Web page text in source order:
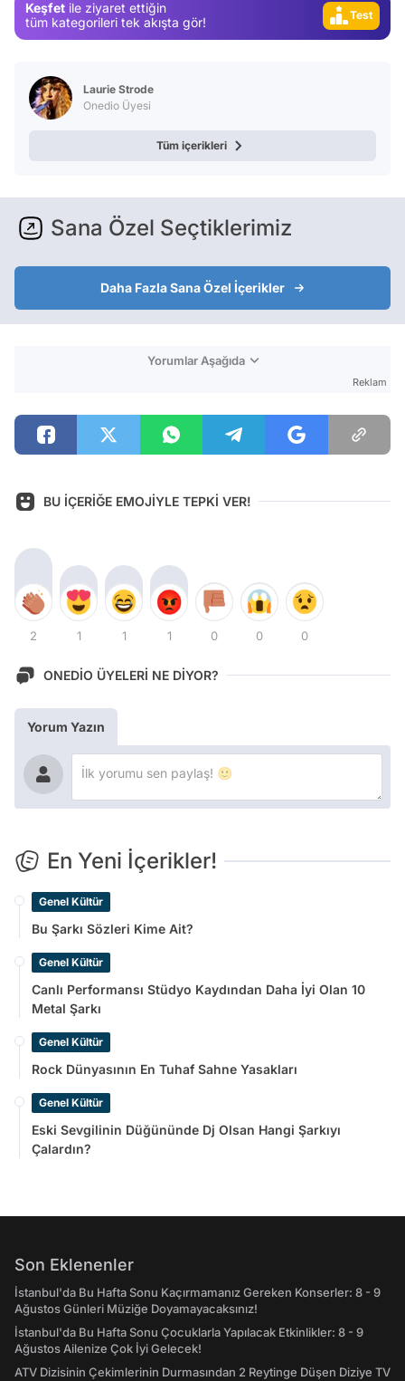
Keşfet ile ziyaret ettiğin
tüm kategorileri tek akışta gör!
Test
Laurie Strode
Onedio Üyesi
Tüm içerikleri
Sana Özel Seçtiklerimiz
Daha Fazla Sana Özel İçerikler
Yorumlar Aşağıda
Reklam
BU İÇERİĞE EMOJİYLE TEPKİ VER!
2 1 1 1 0 0 0
ONEDİO ÜYELERİ NE DİYOR?
Yorum Yazın
En Yeni İçerikler!
Genel Kültür
Bu Şarkı Sözleri Kime Ait?
Genel Kültür
Canlı Performansı Stüdyo Kaydından Daha İyi Olan 10
Metal Şarkı
Genel Kültür
Rock Dünyasının En Tuhaf Sahne Yasakları
Genel Kültür
Eski Sevgilinin Düğününde Dj Olsan Hangi Şarkıyı
Çalardın?
Son Eklenenler
İstanbul'da Bu Hafta Sonu Kaçırmamanız Gereken Konserler: 8 - 9
Ağustos Günleri Müziğe Doyamayacaksınız!
İstanbul'da Bu Hafta Sonu Çocuklarla Yapılacak Etkinlikler: 8 - 9
Ağustos Ailenize Çok İyi Gelecek!
ATV Dizisinin Çekimlerinin Durmasından 2 Reytinge Düşen Diziye TV